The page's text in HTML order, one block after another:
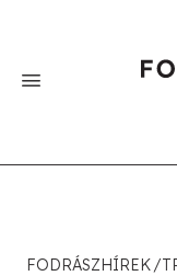
FODRÁSZHÍREK